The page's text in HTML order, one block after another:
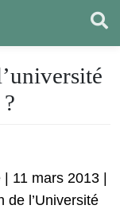
11 mars 2013 |
de l’Université